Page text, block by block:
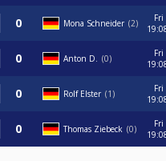
Mona Schneider 2
Fri
Anton D. 0
Fri
Rolf Elster 1
Fri
Thomas Ziebeck 0
Fri